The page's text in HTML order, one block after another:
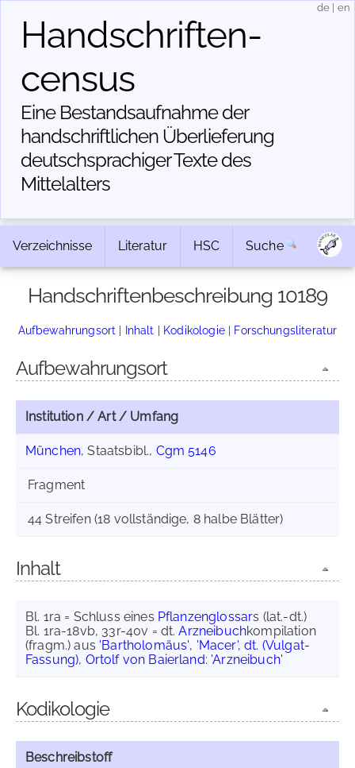
Handschriften­
census
Eine Bestandsaufnahme der
handschriftlichen Über­lieferung
deutschsprachiger Texte des
Mittelalters
de en
Verzeichnisse Literatur HSC Suche
Handschriftenbeschreibung 10189
Aufbewahrungsort | Inhalt | Kodikologie| Forschungsliteratur
Aufbewahrungsort
Institution / Art / Umfang
München, Staatsbibl., Cgm 5146
Fragment
44 Streifen (18 vollständige, 8 halbe Blätter)
Inhalt
Bl. 1ra = Schluss eines Pflanzenglossars (lat.-dt.)
Bl. 1ra-18vb, 33r-40v = dt.Arzneibuchkompilation
(fragm.) aus 'Bartholomäus', 'Macer', dt. (Vulgat-
Fassung), Ortolf von Baierland: 'Arzneibuch'
Kodikologie
Beschreibstoff